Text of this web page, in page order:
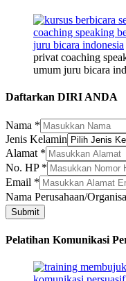
privat coaching
umum juru bicara
Daftarkan DIRI ANDA
Nama *
Perusahaan/Organisasi
Alamat
Nama
Jenis Kelamin
Alamat *
No. HP *
Email *
Nama Perusahaan/
Submit
Pelatihan Komunikasi